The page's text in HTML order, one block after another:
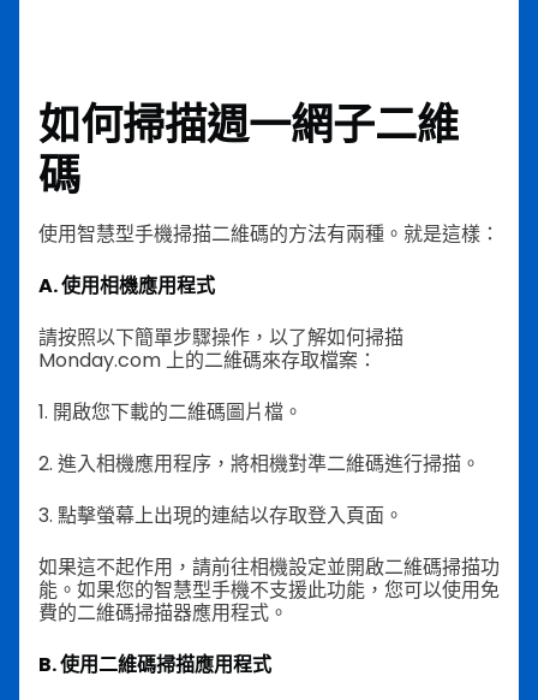
如何掃描週一網子二維
碼
使用智慧型手機掃描二維碼的方法有兩種。就是這樣：
A. 使用相機應用程式
請按照以下簡單步驟操作，以了解如何掃描
Monday.com 上的二維碼來存取檔案：
1. 開啟您下載的二維碼圖片檔。
2. 進入相機應用程序，將相機對準二維碼進行掃描。
3. 點擊螢幕上出現的連結以存取登入頁面。
如果這不起作用，請前往相機設定並開啟二維碼掃描功
能。如果您的智慧型手機不支援此功能，您可以使用免
費的二維碼掃描器應用程式。
B. 使用二維碼掃描應用程式